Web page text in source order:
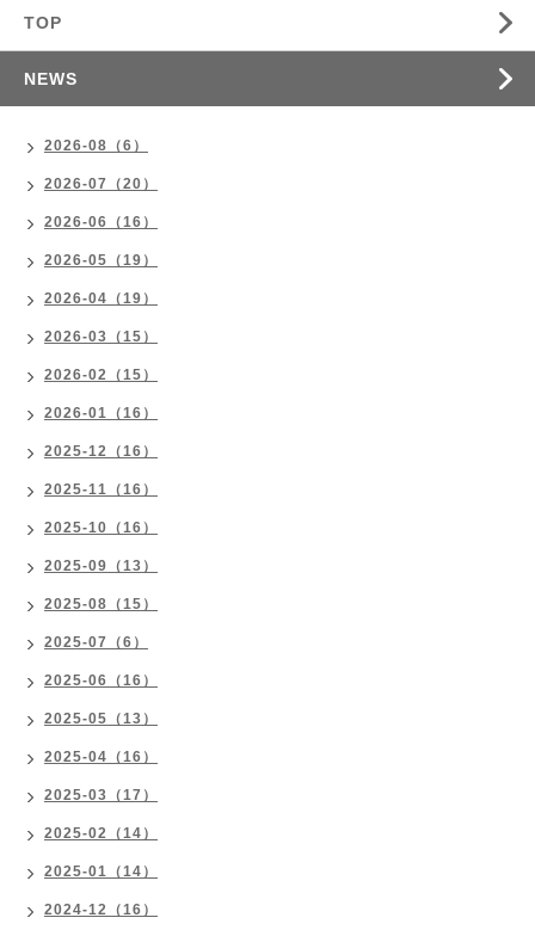
TOP
NEWS
2026-08（6）
2026-07（20）
2026-06（16）
2026-05（19）
2026-04（19）
2026-03（15）
2026-02（15）
2026-01（16）
2025-12（16）
2025-11（16）
2025-10（16）
2025-09（13）
2025-08（15）
2025-07（6）
2025-06（16）
2025-05（13）
2025-04（16）
2025-03（17）
2025-02（14）
2025-01（14）
2024-12（16）